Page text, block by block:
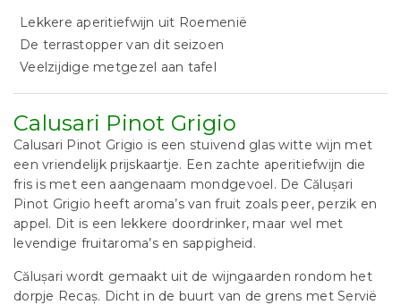
Lekkere aperitiefwijn uit Roemenië
De terrastopper van dit seizoen
Veelzijdige metgezel aan tafel
Calusari Pinot Grigio
Calusari Pinot Grigio is een stuivend glas witte wijn met
een vriendelijk prijskaartje. Een zachte aperitiefwijn die
fris is met een aangenaam mondgevoel. De Călușari
Pinot Grigio heeft aroma’s van fruit zoals peer, perzik en
appel. Dit is een lekkere doordrinker, maar wel met
levendige fruitaroma’s en sappigheid.
Călușari wordt gemaakt uit de wijngaarden rondom het
dorpje Recaș. Dicht in de buurt van de grens met Servië